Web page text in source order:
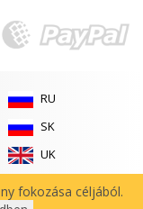
RU
SK
UK
fokozása céljából.